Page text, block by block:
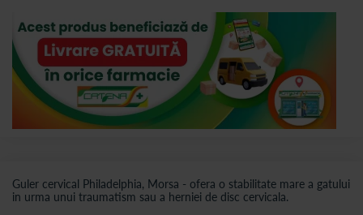
Guler cervical Philadelphia, Morsa - ofera o stabilitate mare a gatului
in urma unui traumatism sau a herniei de disc cervicala.